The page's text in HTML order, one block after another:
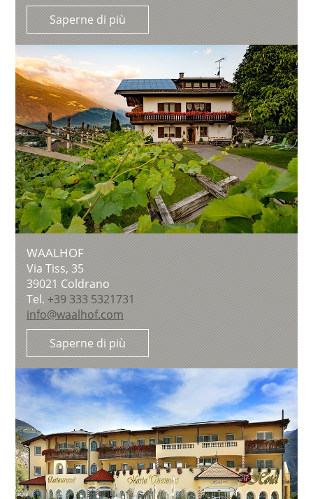
Saperne di più
WAALHOF
Via Tiss, 35
39021 Coldrano
Tel. +39 333 5321731
info@waalhof.com
Saperne di più